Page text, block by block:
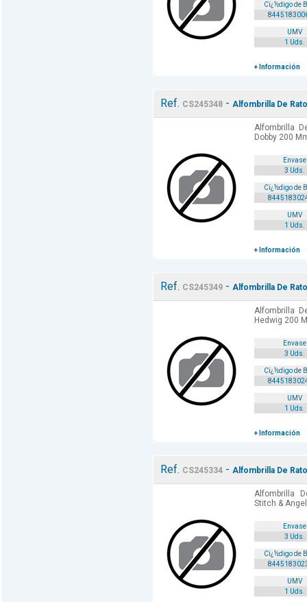
Cï¿½digo de
UMV
1 Uds.
+ Información
Ref. CS245348- Alfombrilla De
Alfombrilla
Dobby 200
Envase
3 Uds.
Cï¿½digo de
UMV
1 Uds.
+ Información
Ref. CS245349- Alfombrilla De
Alfombrilla
Hedwig 200
Envase
3 Uds.
Cï¿½digo de
UMV
1 Uds.
+ Información
Ref. CS245334- Alfombrilla De
Alfombrilla
Stitch &
Envase
3 Uds.
Cï¿½digo de
UMV
1 Uds.